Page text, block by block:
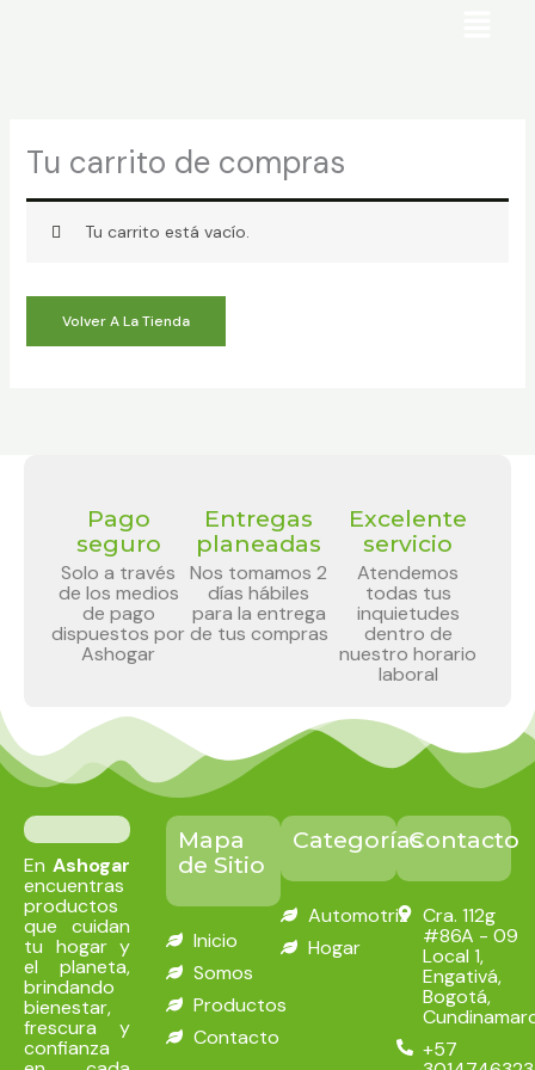
Tu carrito de compras
Tu carrito está vacío.
Volver A La Tienda
Pago
seguro
Solo a través
de los medios
de pago
dispuestos por
Ashogar
Entregas
planeadas
Nos tomamos 2
días hábiles
para la entrega
de tus compras
Excelente
servicio
Atendemos
todas tus
inquietudes
dentro de
nuestro horario
laboral
EnAshogar
encuentras
productos
que cuidan
tu hogar y
el planeta,
brindando
bienestar,
frescura y
confianza
Mapa
de Sitio
Inicio
Somos
Productos
Contacto
Categorías
Automotriz
Hogar
Contacto
Cra. 112g
#86A - 09
Local 1,
Engativá,
Bogotá,
+57